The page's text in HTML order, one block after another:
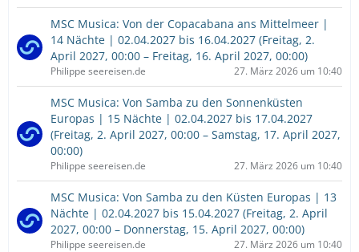
MSC Musica: Von der Copacabana ans Mittelmeer |
14 Nächte | 02.04.2027 bis 16.04.2027 (Freitag, 2.
April 2027, 00:00 – Freitag, 16. April 2027, 00:00)
Philippe seereisen.de 27. März 2026 um 10:40
MSC Musica: Von Samba zu den Sonnenküsten
Europas | 15 Nächte | 02.04.2027 bis 17.04.2027
(Freitag, 2. April 2027, 00:00 – Samstag, 17. April 2027,
00:00)
Philippe seereisen.de 27. März 2026 um 10:40
MSC Musica: Von Samba zu den Küsten Europas | 13
Nächte | 02.04.2027 bis 15.04.2027 (Freitag, 2. April
2027, 00:00 – Donnerstag, 15. April 2027, 00:00)
Philippe seereisen.de 27. März 2026 um 10:40